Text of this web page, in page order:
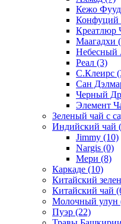
Кежо
Конфуций
Креатлюр
Маагадхи
Небесный
Реал (3)
С.Клеирс
Сан
Черный
Элемент
Зеленый чай с
Индийский чай
Jimmy (10)
Nargis (0)
Мери (8)
Каркаде (10)
Китайский
Китайский чай
Молочный улун
Пуэр (22)